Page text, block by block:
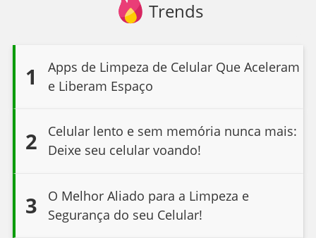
Trends
1
Apps de Limpeza de Celular Que Aceleram
e Liberam Espaço
2
Celular lento e sem memória nunca mais:
Deixe seu celular voando!
3
O Melhor Aliado para a Limpeza e
Segurança do seu Celular!